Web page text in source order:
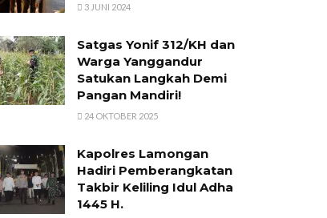
3 JUNI 2024
Satgas Yonif 312/KH dan
Warga Yanggandur
Satukan Langkah Demi
Pangan Mandiri!
24 OKTOBER 2025
Kapolres Lamongan
Hadiri Pemberangkatan
Takbir Keliling Idul Adha
1445 H.